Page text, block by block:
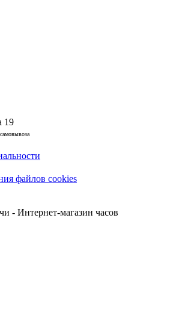
19
файлов cookies
- Интернет-магазин часов